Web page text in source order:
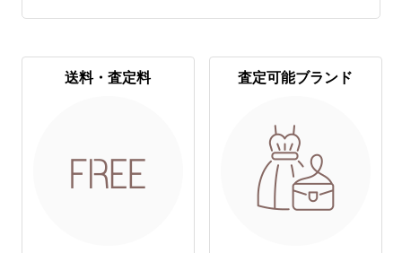
送料・査定料 査定可能ブランド